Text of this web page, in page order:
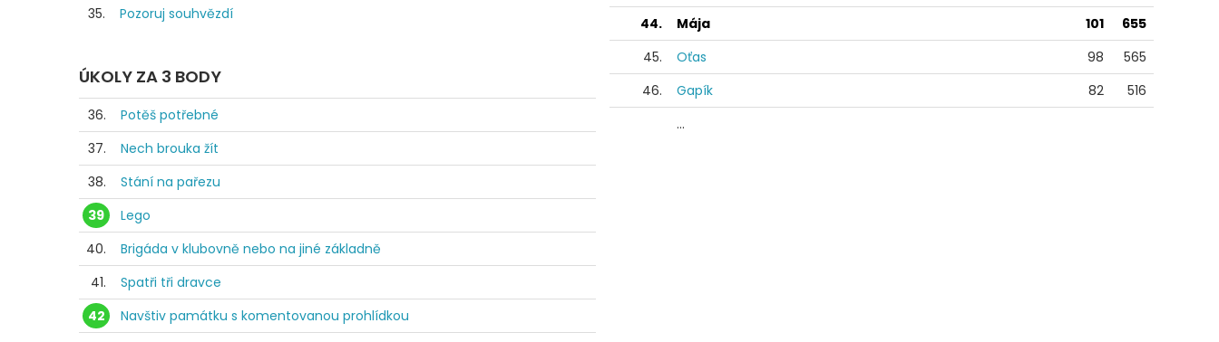
35.
Pozoruj souhvězdí
ÚKOLY ZA 3 BODY
36.
Potěš potřebné
37.
Nech brouka žít
38.
Stání na pařezu
39
Lego
40.
Brigáda v klubovně nebo na jiné základně
41.
Spatři tři dravce
42
Navštiv památku s komentovanou prohlídkou
44.
Mája 101
655
45.
Oťas 98
565
46.
Gapík 82
516
...